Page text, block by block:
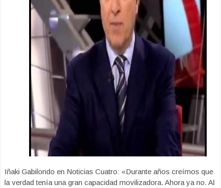
Iñaki Gabilondo en Noticias Cuatro: «Durante años creímos que
la verdad tenía una gran capacidad movilizadora. Ahora ya no. Al